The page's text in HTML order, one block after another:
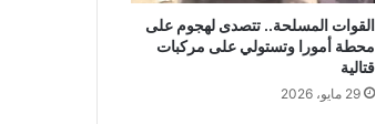
القوات المسلحة.. تتصدى لهجوم على
محطة أمورا وتستولي على مركبات
قتالية
29 مايو، 2026